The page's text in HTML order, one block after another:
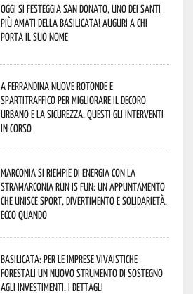
Oggi si festeggia San Donato, uno dei Santi
più amati della Basilicata! Auguri a chi
porta il suo nome
A Ferrandina nuove rotonde e
spartitraffico per migliorare il decoro
urbano e la sicurezza. Questi gli interventi
in corso
Marconia si riempie di energia con la
StraMarconia Run is Fun: un appuntamento
che unisce sport, divertimento e solidarietà.
Ecco quando
Basilicata: per le imprese vivaistiche
forestali un nuovo strumento di sostegno
agli investimenti. I dettagli